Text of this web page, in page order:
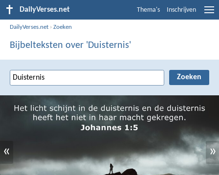
DailyVerses.net Thema's Inschrijven
DailyVerses.net ›Zoeken
Bijbelteksten over 'Duisternis'
« »